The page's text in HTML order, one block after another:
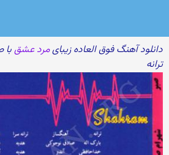
دانلود آهنگ فوق العاده زیبایمرد عشق
ترانه